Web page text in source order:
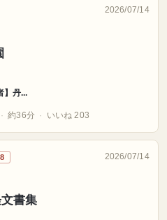
2026/07/14
】丹...
約36分 いいね 203
2026/07/14
書集